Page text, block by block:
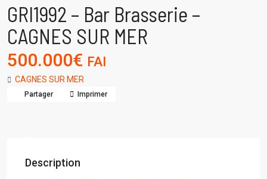
GRI1992 – Bar Brasserie –
CAGNES SUR MER
500.000€ FAI
CAGNES SUR MER
Partager Imprimer
Description